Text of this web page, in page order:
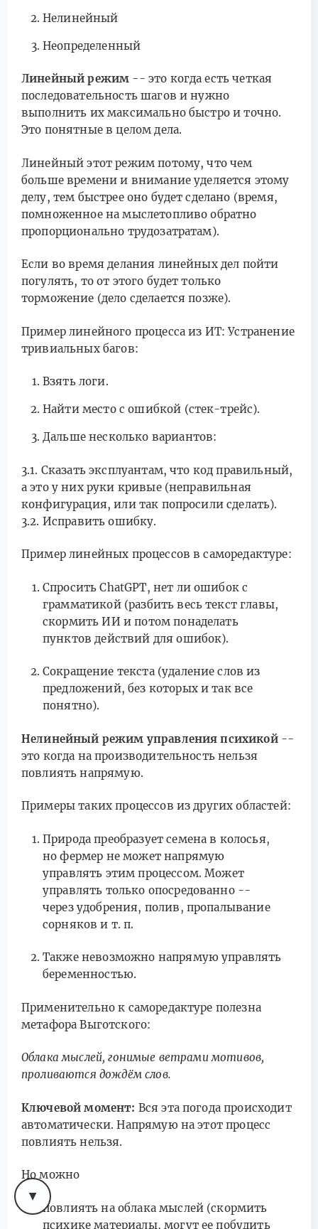
Нелинейный
Неопределенный
Линейный режим -- это когда есть четкая
последовательность шагов и нужно
выполнить их максимально быстро и точно.
Это понятные в целом дела.
Линейный этот режим потому, что чем
больше времени и внимание уделяется этому
делу, тем быстрее оно будет сделано (время,
помноженное на мыслетопливо обратно
пропорционально трудозатратам).
Если во время делания линейных дел пойти
погулять, то от этого будет только
торможение (дело сделается позже).
Пример линейного процесса из ИТ: Устранение
тривиальных багов:
Взять логи.
Найти место с ошибкой (стек-трейс).
Дальше несколько вариантов:
3.1. Сказать эксплуантам, что код правильный,
а это у них руки кривые (неправильная
конфигурация, или так попросили сделать).
3.2. Исправить ошибку.
Пример линейных процессов в саморедактуре:
Спросить ChatGPT, нет ли ошибок с
грамматикой (разбить весь текст главы,
скормить ИИ и потом понаделать
пунктов действий для ошибок).
Сокращение текста (удаление слов из
предложений, без которых и так все
понятно).
Нелинейный режим управления психикой--
это когда на производительность нельзя
повлиять напрямую.
Примеры таких процессов из других областей:
Природа преобразует семена в колосья,
но фермер не может напрямую
управлять этим процессом. Может
управлять только опосредованно --
через удобрения, полив, пропалывание
сорняков и т. п.
Также невозможно напрямую управлять
беременностью.
Применительно к саморедактуре полезна
метафора Выготского:
Облака мыслей, гонимые ветрами мотивов,
проливаются дождём слов.
Ключевой момент: Вся эта погода происходит
автоматически. Напрямую на этот процесс
повлиять нельзя.
Но можно
повлиять на облака мыслей (скормить
психике материалы, могут ее побудить